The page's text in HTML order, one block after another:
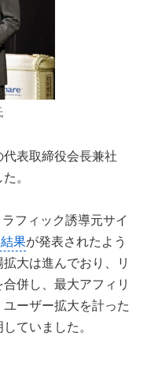
代表取締役会長兼社
。
フィック誘導元サイ
果が発表されたよう
大は進んでおり、リ
併し、最大アフィリ
ーザー拡大を計った
ていました。